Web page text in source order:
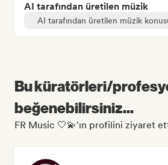
AI tarafından üretilen müzik
AI tarafından üretilen müzik
Bu küratörleri/
beğenebilirsiniz...
FR Music 🤍💫'ın profilini ziyaret